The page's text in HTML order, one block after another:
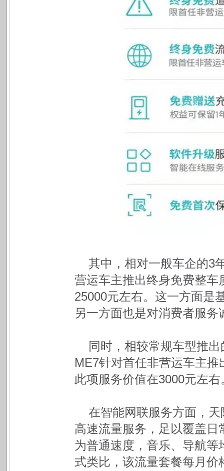
其中，相对一般车企的3
营运车主推出终身免费整
25000元左右。这一方面是
另一方面也是对消费者服务
同时，相较常规车型推
ME7针对首任非营运车主
此项服务价值在3000元左右
在智能网联服务方面，
高速流量服务，足以覆盖
为普通速度，音乐、导航
式类比，该流量套餐每月